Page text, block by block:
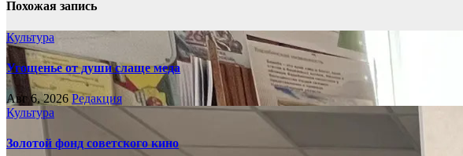
Похожая запись
Культура
Угощенье от души слаще меда
Авг 6, 2026 Редакция
Культура
Золотой фонд советского кино